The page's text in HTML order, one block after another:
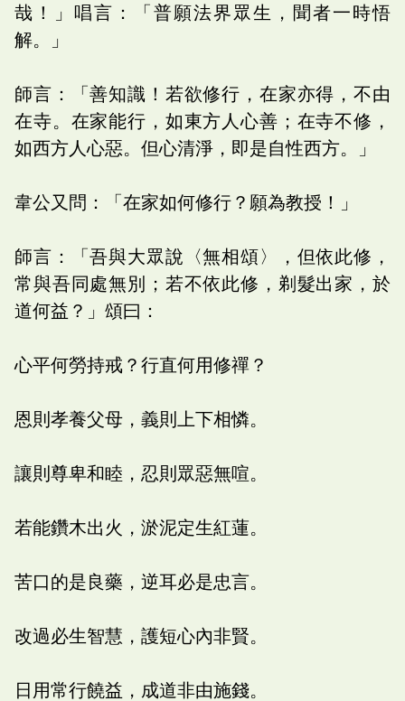
哉！」唱言：「普願法界眾生，聞者一時悟
解。」
師言：「善知識！若欲修行，在家亦得，不由
在寺。在家能行，如東方人心善；在寺不修，
如西方人心惡。但心清淨，即是自性西方。」
韋公又問：「在家如何修行？願為教授！」
師言：「吾與大眾說〈無相頌〉，但依此修，
常與吾同處無別；若不依此修，剃髮出家，於
道何益？」頌曰：
心平何勞持戒？行直何用修禪？
恩則孝養父母，義則上下相憐。
讓則尊卑和睦，忍則眾惡無喧。
若能鑽木出火，淤泥定生紅蓮。
苦口的是良藥，逆耳必是忠言。
改過必生智慧，護短心內非賢。
日用常行饒益，成道非由施錢。